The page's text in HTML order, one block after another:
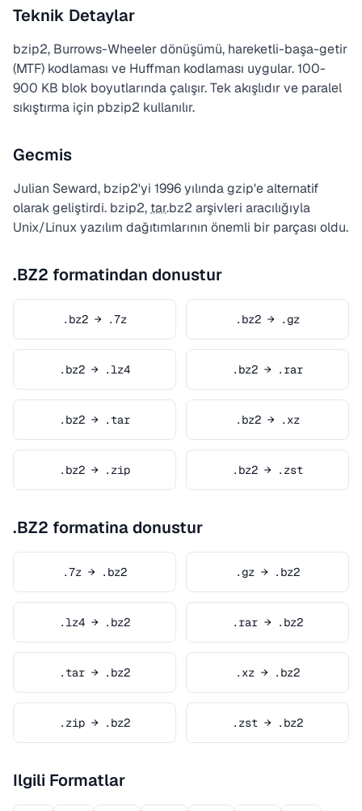
Teknik Detaylar
bzip2, Burrows-Wheeler dönüşümü, hareketli-başa-getir
(MTF) kodlaması ve Huffman kodlaması uygular. 100-
900 KB blok boyutlarında çalışır. Tek akışlıdır ve paralel
sıkıştırma için pbzip2 kullanılır.
Gecmis
Julian Seward, bzip2'yi 1996 yılında gzip'e alternatif
olarak geliştirdi. bzip2, tar.bz2 arşivleri aracılığıyla
Unix/Linux yazılım dağıtımlarının önemli bir parçası oldu.
.BZ2 formatindan donustur
.bz2 → .7z .bz2 → .gz
.bz2 → .lz4 .bz2 → .rar
.bz2 → .tar .bz2 → .xz
.bz2 → .zip .bz2 → .zst
.BZ2 formatina donustur
.7z → .bz2 .gz → .bz2
.lz4 → .bz2 .rar → .bz2
.tar → .bz2 .xz → .bz2
.zip → .bz2 .zst → .bz2
Ilgili Formatlar